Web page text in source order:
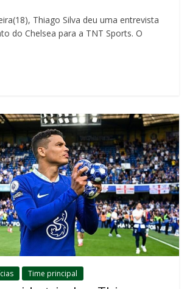
Thiago Silva deu uma entrevista
do Chelsea para a TNT Sports. O
Time principal